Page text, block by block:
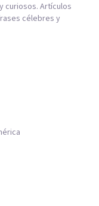
curiosos. Artículos
célebres y